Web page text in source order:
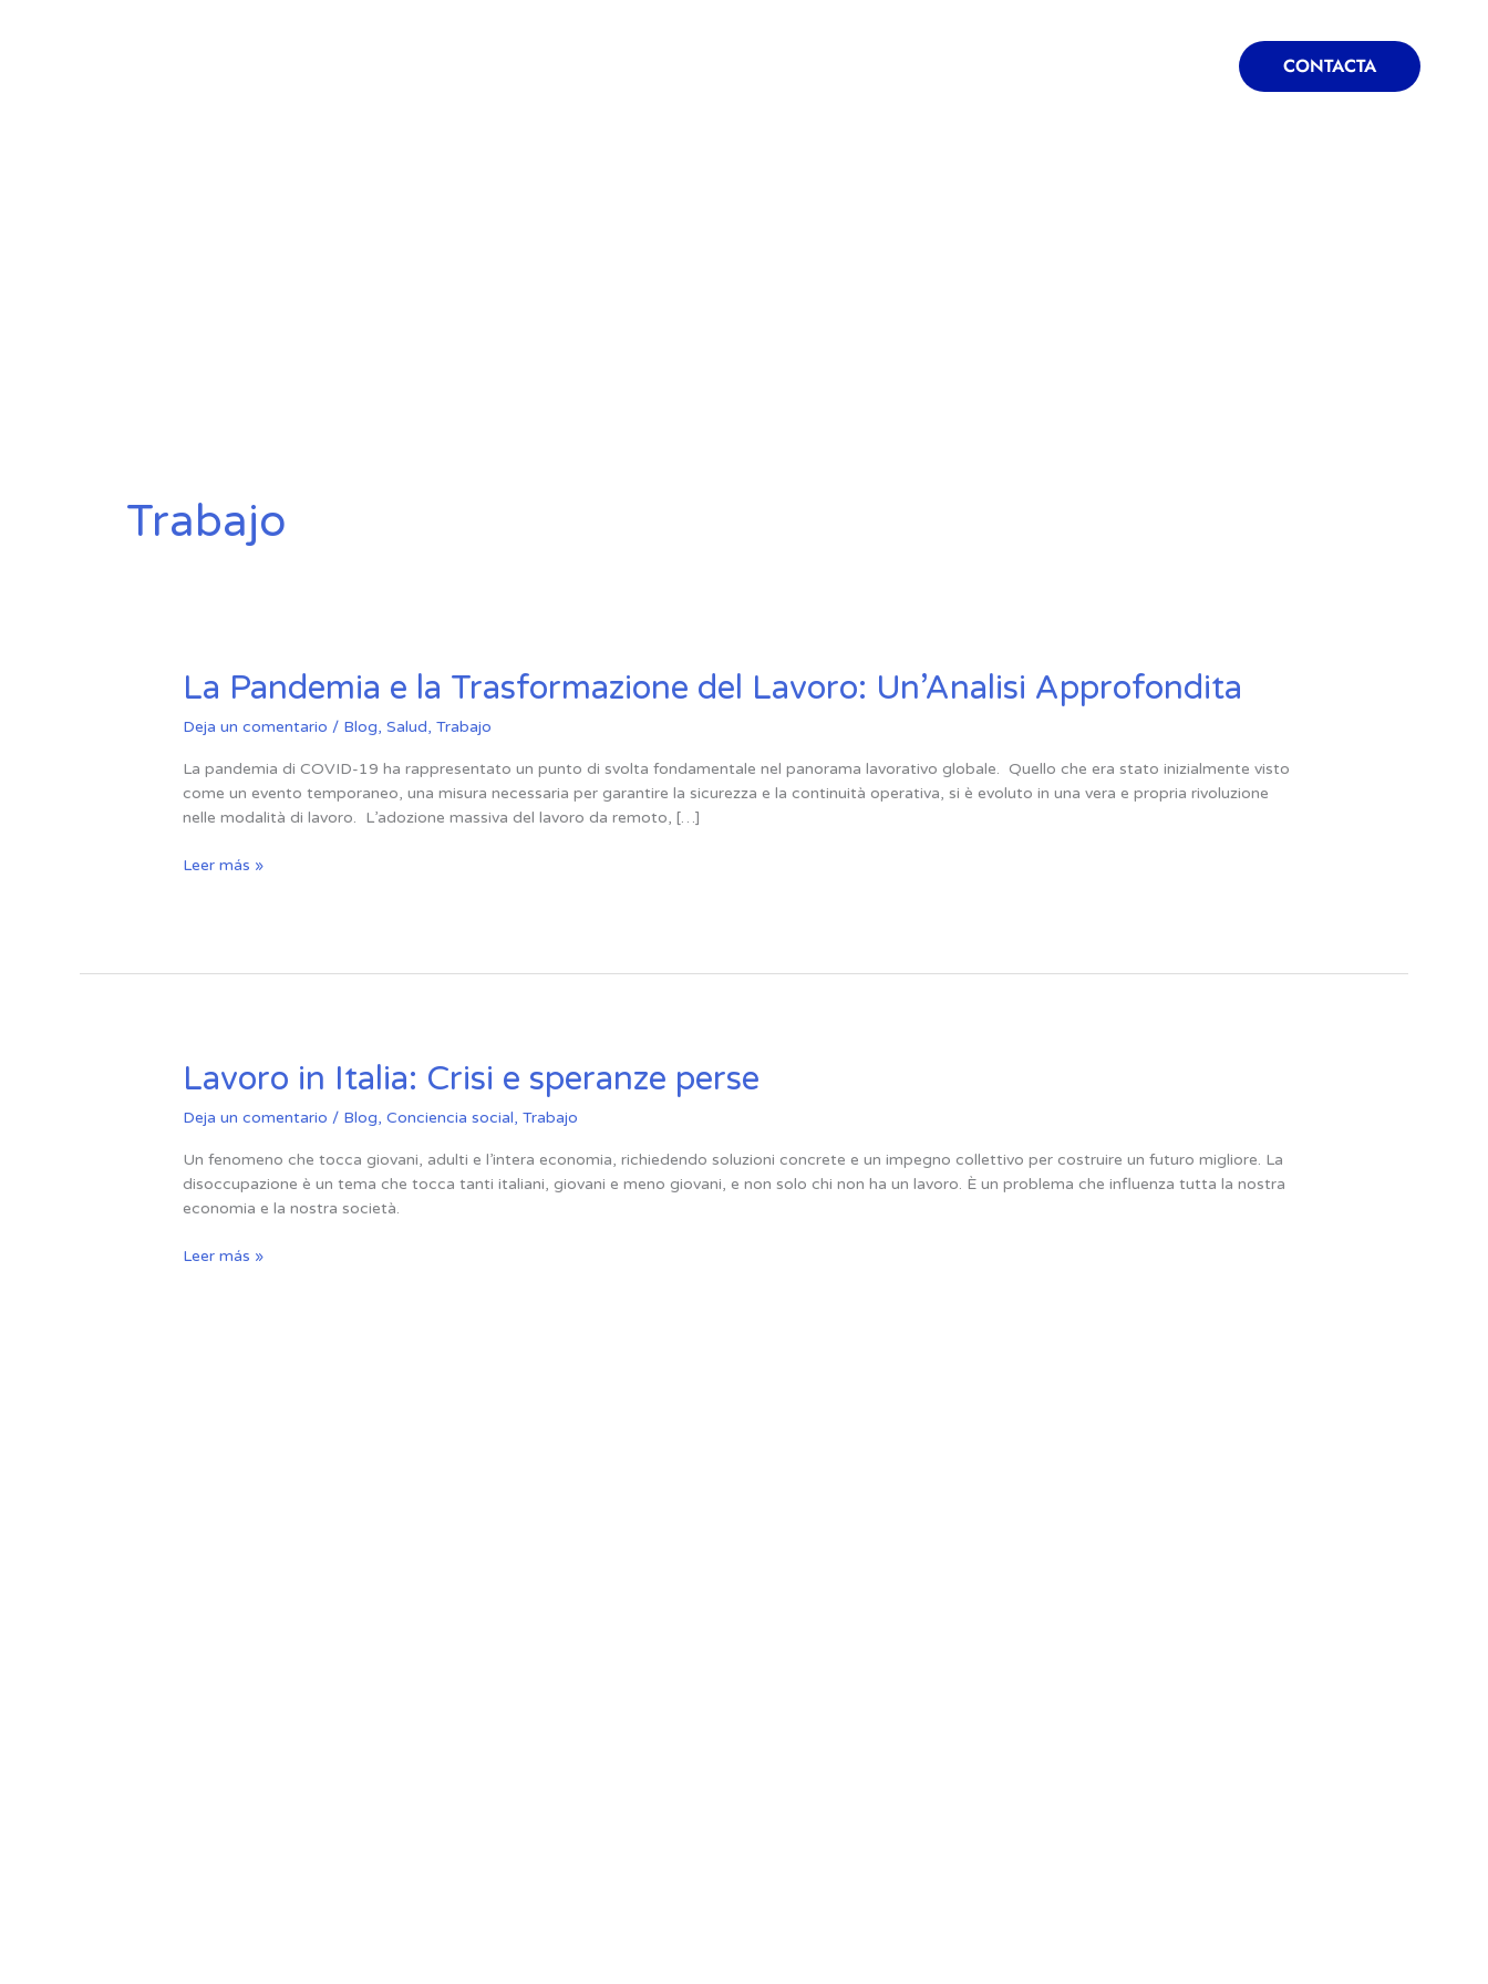
CONTACTA
Trabajo
La Pandemia e la Trasformazione del Lavoro: Un’Analisi Approfondita
Deja un comentario / Blog,Salud,Trabajo
La pandemia di COVID-19 ha rappresentato un punto di svolta fondamentale nel panorama lavorativo globale. Quello che era stato inizialmente visto
come un evento temporaneo, una misura necessaria per garantire la sicurezza e la continuità operativa, si è evoluto in una vera e propria rivoluzione
nelle modalità di lavoro. L’adozione massiva del lavoro da remoto, […]
La
Pandemia
e
Trasformazione
del
Lavoro:
Approfondita
Leer más »
Lavoro in Italia: Crisi e speranze perse
Deja un comentario / Blog,Conciencia social,Trabajo
Un fenomeno che tocca giovani, adulti e l’intera economia, richiedendo soluzioni concrete e un impegno collettivo per costruire un futuro migliore. La
disoccupazione è un tema che tocca tanti italiani, giovani e meno giovani, e non solo chi non ha un lavoro. È un problema che influenza tutta la nostra
economia e la nostra società.
Lavoro
in
Italia:
e
speranze
perse
Leer más »